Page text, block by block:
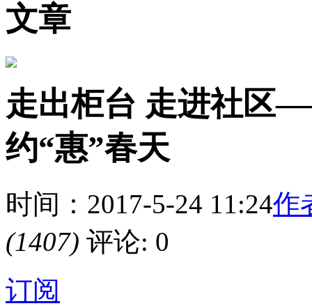
文章
走出柜台 走进社区
约“惠”春天
时间：2017-5-24 11:24作
(1407) 评论: 0
订阅